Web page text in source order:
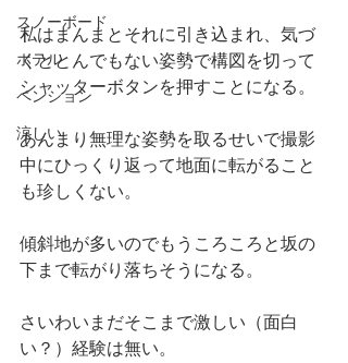
スノーボード
ホテル
ペンション
涼しい
私はまんまとそれに引き込まれ、気づ
くととんでもない姿勢で構図を切って
シャッターボタンを押すことになる。
あんまり無理な姿勢を取るせいで撮影
中にひっくり返って地面に転がること
も珍しくない。
傾斜地が多いのでもうころころと坂の
下まで転がり落ちそうになる。
さいわいまだそこまで激しい（面白
い？）経験は無い。